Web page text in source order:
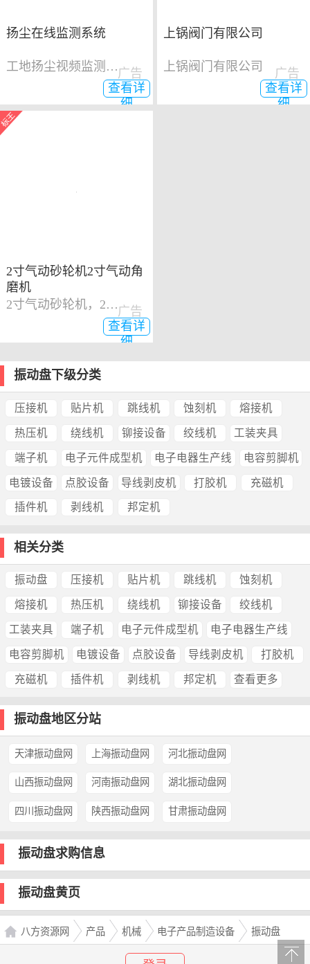
扬尘在线监测系统
工地扬尘视频监测系统
查看详
细
广告
上锅阀门有限公司
上锅阀门有限公司
查看详
细
广告
2寸气动砂轮机2寸气动角
磨机
2寸气动砂轮机，2寸气动角磨机
查看详
细
广告
振动盘下级分类
压接机 贴片机 跳线机 蚀刻机 熔接机
热压机 绕线机 铆接设备 绞线机 工装夹具
端子机 电子元件成型机 电子电器生产线 电容剪脚机
电镀设备 点胶设备 导线剥皮机 打胶机 充磁机
插件机 剥线机 邦定机
相关分类
振动盘 压接机 贴片机 跳线机 蚀刻机
熔接机 热压机 绕线机 铆接设备 绞线机
工装夹具 端子机 电子元件成型机 电子电器生产线
电容剪脚机 电镀设备 点胶设备 导线剥皮机 打胶机
充磁机 插件机 剥线机 邦定机 查看更多
振动盘地区分站
天津振动盘网 上海振动盘网 河北振动盘网
山西振动盘网 河南振动盘网 湖北振动盘网
四川振动盘网 陕西振动盘网 甘肃振动盘网
振动盘求购信息
振动盘黄页
八方资源网 产品 机械 电子产品制造设备 振动盘